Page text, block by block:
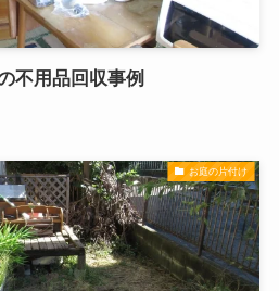
不用品回収事例
お庭の片付け